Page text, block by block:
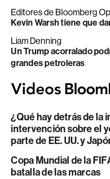
Editores de Bloomberg
Kevin Warsh tiene que
Liam Denning
Un Trump acorralado
grandes petroleras
¿Qué hay detrás de la
intervención sobre el
parte de EE. UU. y
Copa Mundial de la
batalla de las marcas